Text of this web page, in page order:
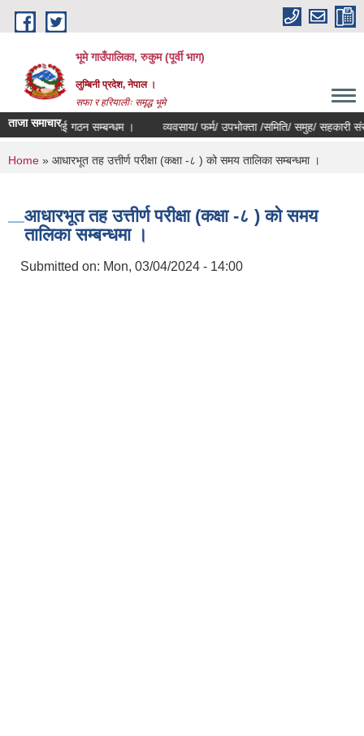
Skip to main content
भूमे गाउँपालिका, रुकुम (पूर्वी भाग)
लुम्बिनी प्रदेश, नेपाल ।
सफा र हरियालीः समृद्ध भूमे
ताजा समाचार
इकाई गठन सम्बन्धम । व्यवसाय/ फर्म/ उपभोक्ता /समिति/ समुह/ सहकारी संस्था
You are here
Home » आधारभूत तह उत्तीर्ण परीक्षा (कक्षा -८ ) को समय तालिका सम्बन्धमा ।
आधारभूत तह उत्तीर्ण परीक्षा (कक्षा -८ ) को समय
तालिका सम्बन्धमा ।
Submitted on: Mon, 03/04/2024 - 14:00